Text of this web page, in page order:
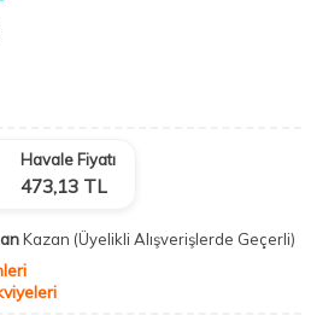
Havale Fiyatı
473,13 TL
Kazan (Üyelikli Alışverişlerde Geçerli)